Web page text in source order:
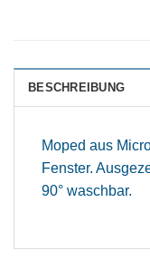
BESCHREIBUNG
Moped aus
Fenster.
90° waschbar.